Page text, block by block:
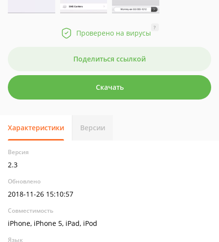
Проверено на вирусы
?
Поделиться ссылкой
Скачать
Характеристики Версии
Версия
2.3
Обновлено
2018-11-26 15:10:57
Совместимость
iPhone, iPhone 5, iPad, iPod
Язык